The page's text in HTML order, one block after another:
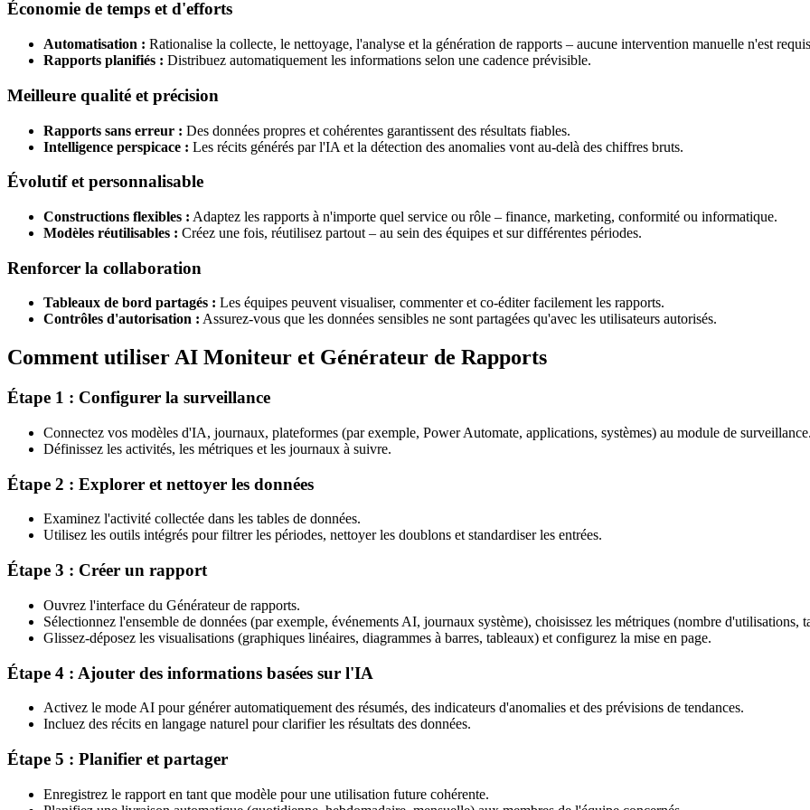
Économie de temps et d'efforts
Automatisation : Rationalise la collecte, le nettoyage, l'analyse et la génération de rapports – aucune intervention manuelle n'est
Rapports planifiés : Distribuez automatiquement les informations selon une cadence prévisible.
Meilleure qualité et précision
Rapports sans erreur : Des données propres et cohérentes garantissent des résultats fiables.
Intelligence perspicace : Les récits générés par l'IA et la détection des anomalies vont au-delà des chiffres bruts.
Évolutif et personnalisable
Constructions flexibles : Adaptez les rapports à n'importe quel service ou rôle – finance, marketing, conformité ou informatique.
Modèles réutilisables : Créez une fois, réutilisez partout – au sein des équipes et sur différentes périodes.
Renforcer la collaboration
Tableaux de bord partagés : Les équipes peuvent visualiser, commenter et co-éditer facilement les rapports.
Contrôles d'autorisation : Assurez-vous que les données sensibles ne sont partagées qu'avec les utilisateurs autorisés.
Comment utiliser AI Moniteur et Générateur de Rapports
Étape 1 : Configurer la surveillance
Connectez vos modèles d'IA, journaux, plateformes (par exemple, Power Automate, applications, systèmes) au module de
Définissez les activités, les métriques et les journaux à suivre.
Étape 2 : Explorer et nettoyer les données
Examinez l'activité collectée dans les tables de données.
Utilisez les outils intégrés pour filtrer les périodes, nettoyer les doublons et standardiser les entrées.
Étape 3 : Créer un rapport
Ouvrez l'interface du Générateur de rapports.
Sélectionnez l'ensemble de données (par exemple, événements AI, journaux système), choisissez les métriques (nombre d'utilisations,
Glissez-déposez les visualisations (graphiques linéaires, diagrammes à barres, tableaux) et configurez la mise en page.
Étape 4 : Ajouter des informations basées sur l'IA
Activez le mode AI pour générer automatiquement des résumés, des indicateurs d'anomalies et des prévisions de tendances.
Incluez des récits en langage naturel pour clarifier les résultats des données.
Étape 5 : Planifier et partager
Enregistrez le rapport en tant que modèle pour une utilisation future cohérente.